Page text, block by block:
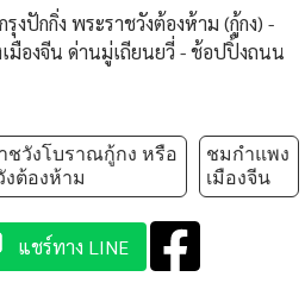
งปักกิ่ง พระราชวังต้องห้าม (กู้กง) -
องจีน ด่านมู่เถียนยวี่ - ช้อปปิ้งถนน
ชวังโบราณกู้กง หรือ
ต้องห้าม
ชมกำแพง
เมืองจีน
แชร์ทาง LINE